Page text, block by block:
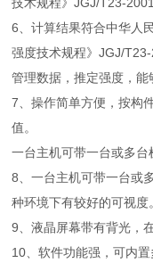
6、计算结果符合中华人
强度技术规程》JGJ/
管理数据，推定强度，能
7、操作简单方便，按构
值。
一台主机可带一台或多台
8、一台主机可带一台或
种环境下有较好的可视度
9、液晶屏幕带有背光，
10、软件功能强，可内